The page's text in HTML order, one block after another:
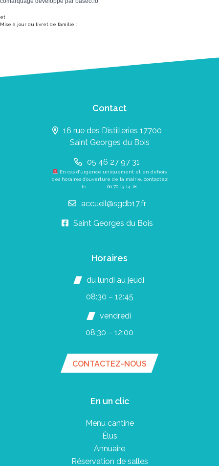
et
Mise à jour du livret de famille :
Contact
16 rue des Distilleries 17700
Saint Georges du Bois
05 46 27 97 31
En cas d’urgence uniquement et en dehors
des horaires d’ouverture de la mairie, contactez
le 06 70 13 14 18
accueil@sgdb17.fr
Saint Georges du Bois
Horaires
du lundi au jeudi
08:30 – 12:45
vendredi
08:30 – 12:00
CONTACTEZ-NOUS
En un clic
Menu cantine
Élus
Annuaire
Réservation de salles